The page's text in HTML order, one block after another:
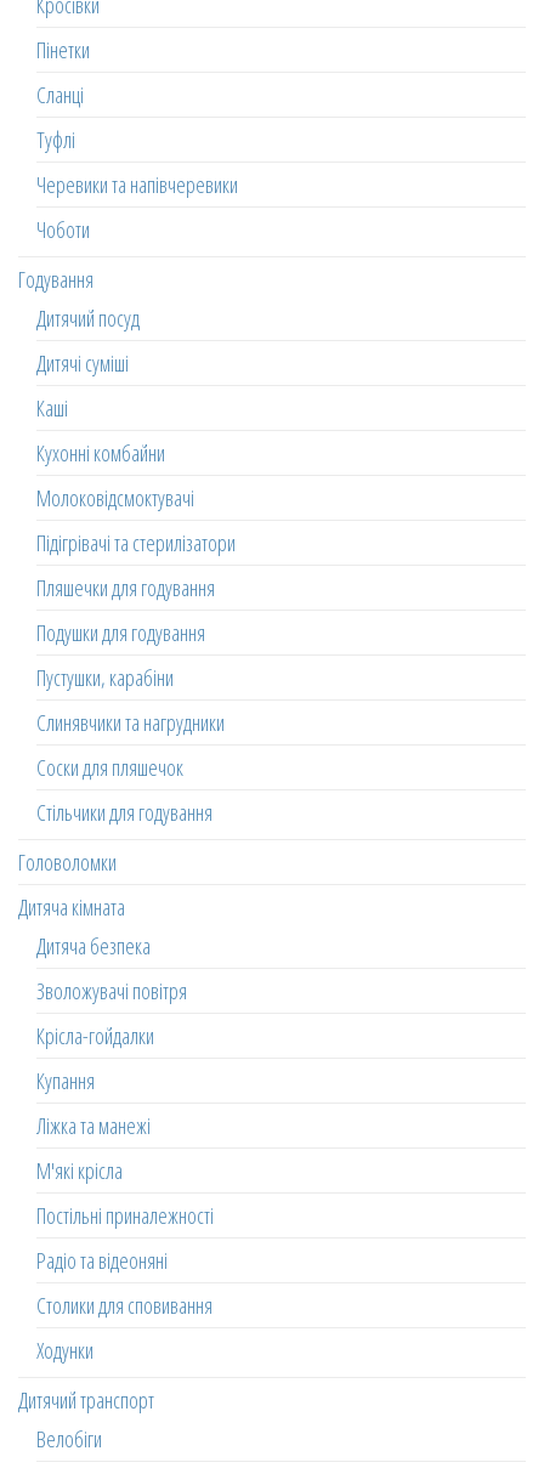
Пінетки
Сланці
Туфлі
Черевики та напівчеревики
Чоботи
Годування
Дитячий посуд
Дитячі суміші
Каші
Кухонні комбайни
Молоковідсмоктувачі
Підігрівачі та стерилізатори
Пляшечки для годування
Подушки для годування
Пустушки, карабіни
Слинявчики та нагрудники
Соски для пляшечок
Стільчики для годування
Головоломки
Дитяча кімната
Дитяча безпека
Зволожувачі повітря
Крісла-гойдалки
Купання
Ліжка та манежі
М'які крісла
Постільні приналежності
Радіо та відеоняні
Столики для сповивання
Ходунки
Дитячий транспорт
Велобіги